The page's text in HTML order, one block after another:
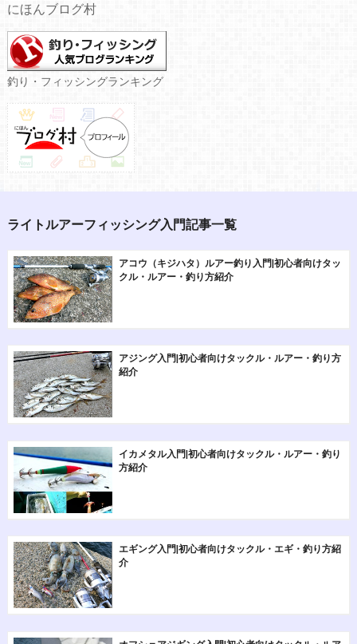
にほんブログ村
釣り・フィッシングランキング
ライトルアーフィッシング入門記事一覧
アコウ（キジハタ）ルアー釣り入門|初心者向けタッ
クル・ルアー・釣り方紹介
アジング入門|初心者向けタックル・ルアー・釣り方
紹介
イカメタル入門|初心者向けタックル・ルアー・釣り
方紹介
エギング入門|初心者向けタックル・エギ・釣り方紹
介